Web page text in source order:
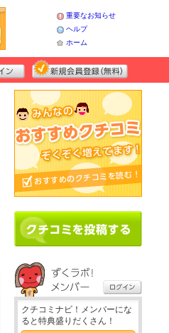
重要なお知らせ
ヘルプ
ホーム
クチコミナビ！メンバーにな
ると特典盛りだくさん！